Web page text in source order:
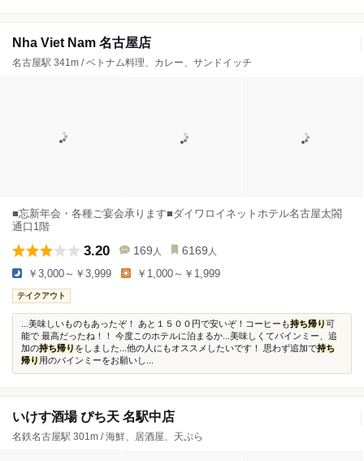
Nha Viet Nam 名古屋店
名古屋駅 341m / ベトナム料理、カレー、サンドイッチ
■忘新年会・各種ご宴会承ります■ダイワロイネットホテル名古屋太閤
通口1階
3.20 169 人 6169 人
￥3,000～￥3,999 ￥1,000～￥1,999
テイクアウト
...美味しいものもあったぞ！ あと１５００円で安いぞ！コーヒーも持ち帰り可
能で 最高だったね！！ 今度このホテルに泊まるか...美味しくてバインミー、追
加の持ち帰り をしました...他の人にもオススメしたいです！ 思わず追加で持ち
帰り 用のバインミーをお願いし...
いけす酒場 ぴち天 名駅中店
名鉄名古屋駅 301m / 海鮮、居酒屋、天ぷら